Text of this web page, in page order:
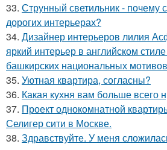
33. Струнный светильник - почему
дорогих интерьерах?
34. Дизайнер интерьеров лилия
яркий интерьер в английском
башкирских национальных
35. Уютная квартира, согласны?
36. Какая кухня вам больше всего
37. Проект однокомнатной
Селигер сити в Москве.
38. Здравствуйте. У меня